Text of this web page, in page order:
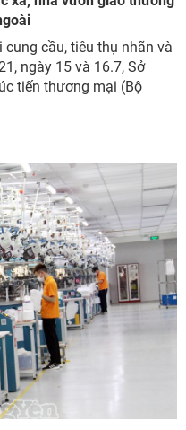
cầu, tiêu thụ nhãn và
ngày 15 và 16.7, Sở
tiến thương mại (Bộ